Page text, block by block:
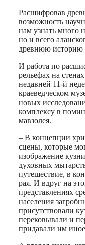
Расшифровав
возможность
нам узнать много
но и всего
древнюю историю
И работа по
рельефах на
недавней 11-й
краеведческом
новых
комплексу в
мавзолея.
– В концепции
сцены, которые
изображение
духовных
путешествие, в
рая. И вдруг на
представлениях
населения
присутствовали
перековывали и
придавали им